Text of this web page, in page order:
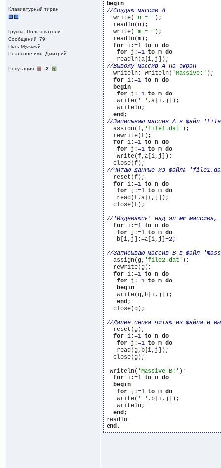
Клавиатурный тиран
Группа: Пользователи
Сообщений: 79
Пол: Мужской
Реальное имя: Дмитрий
Репутация: -2
begin
//Создаю массив А
  write(
'n = ' );
  readln(n);
  write(
'm = ' );
  readln(m);
for i:=1 to n do
for j:=1 to m do
//Вывожу массив А на экран
  writeln; writeln(
'Massive:' );
for i:=1 to n do
begin
for j:=1 to m do
   write(
' ' ,a[i,j]);
   writeln;
end
  assign(f,
'file1.dat' );
  rewrite(f);
for i:=1 to n do
for j:=1 to m do
   write(f,a[i,j]);
  reset(f);
for i:=1 to n do
for j:=1 to m do
   read(f,a[i,j]);
  close(f);
for i:=1 to n do
for j:=1 to m do
   b[i,j]:=a[i,j]+
2;
  assign(g,
'file2.dat' );
  rewrite(g);
for i:=1 to n do
for j:=1 to m do
begin
   write(g,b[i,j]);
end;
  close(g);
  reset(g);
for i:=1 to n do
for j:=1 to m do
   read(g,b[i,j]);
  close(g);
writeln( 'Massive B:' );
for i:=1 to n do
begin
for j:=1 to m do
   write(
' ' ,b[i,j]);
   writeln;
end;
readln
end